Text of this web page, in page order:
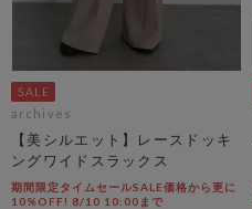
archives
【美シルエット】レースドッキ
ングワイドスラックス
期間限定タイムセールSALE価格から更に
10%OFF! 8/10 10:00まで